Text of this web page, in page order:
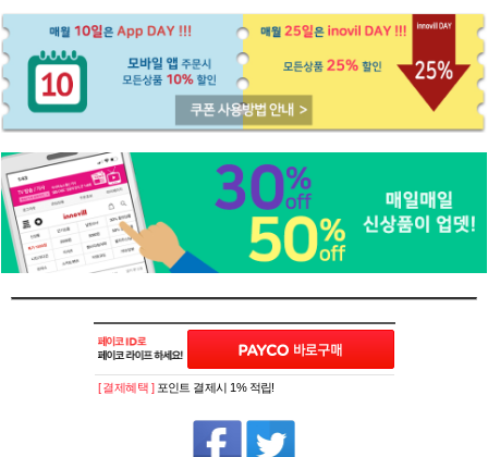
[ 결제혜택 ] 포인트 결제시 1% 적립!